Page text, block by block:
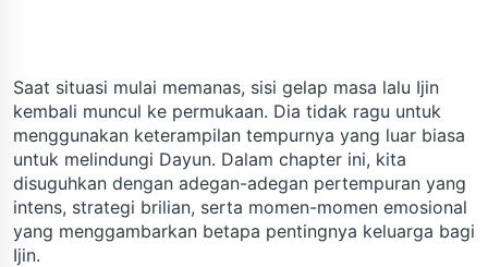
Saat situasi mulai memanas, sisi gelap masa lalu Ijin
kembali muncul ke permukaan. Dia tidak ragu untuk
menggunakan keterampilan tempurnya yang luar biasa
untuk melindungi Dayun. Dalam chapter ini, kita
disuguhkan dengan adegan-adegan pertempuran yang
intens, strategi brilian, serta momen-momen emosional
yang menggambarkan betapa pentingnya keluarga bagi
Ijin.